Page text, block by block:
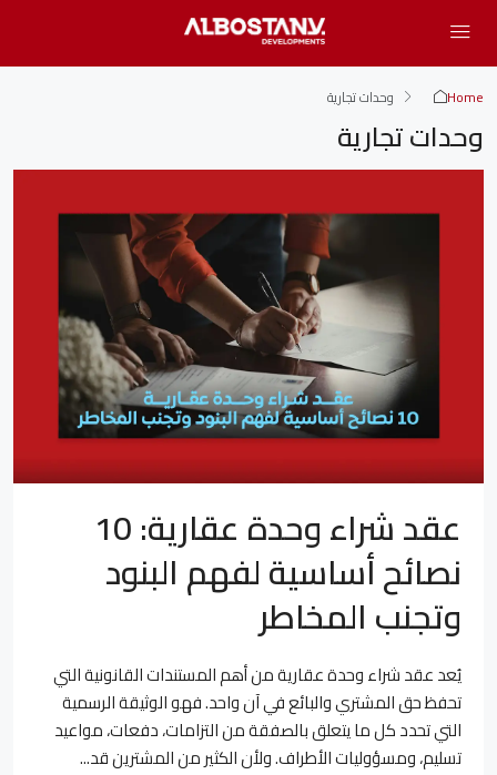
Home وحدات تجارية
وحدات تجارية
عقد شراء وحدة عقارية: 10
نصائح أساسية لفهم البنود
وتجنب المخاطر
يُعد عقد شراء وحدة عقارية من أهم المستندات القانونية التي
تحفظ حق المشتري والبائع في آن واحد. فهو الوثيقة الرسمية
التي تحدد كل ما يتعلق بالصفقة من التزامات، دفعات، مواعيد
تسليم، ومسؤوليات الأطراف. ولأن الكثير من المشترين قد...